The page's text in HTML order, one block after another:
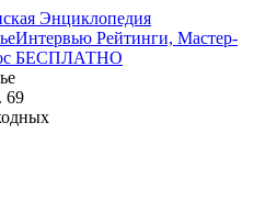
Энциклопедия
Интервью Рейтинги, Мастер-
БЕСПЛАТНО
69